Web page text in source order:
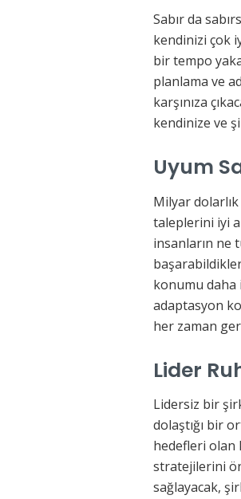
Sabır da
kendinizi çok
bir tempo
planlama ve
karşınıza
kendinize ve
Uyum
Milyar
taleplerini iyi
insanların ne
konumu daha
adaptasyon
her zaman
Lider
Lidersiz bir
dolaştığı bir
hedefleri olan
stratejilerini
sağlayacak,